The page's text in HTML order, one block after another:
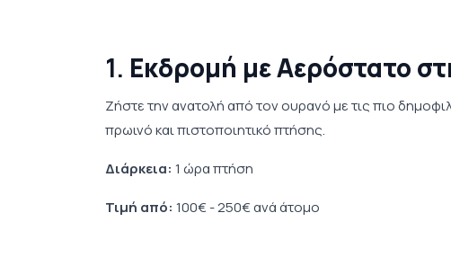
1. Εκδρομή με Αερόστατο
Ζήστε την ανατολή από τον ουρανό με τις πιο
πρωινό και πιστοποιητικό πτήσης.
Διάρκεια: 1 ώρα πτήση
Τιμή από: 100€ - 250€ ανά άτομο